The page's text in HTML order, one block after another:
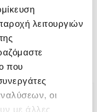
λειτουργιών
που
οι
με άλλες
να
από